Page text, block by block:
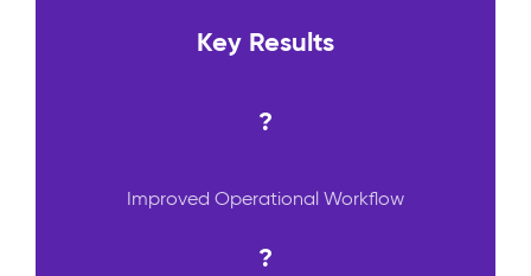
Key Results
?
Improved Operational Workflow
?